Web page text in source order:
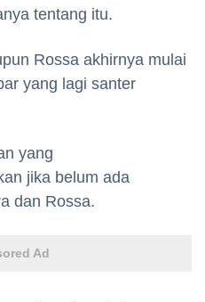
tentang itu.
Rossa akhirnya mulai
yang lagi santer
yang
jika belum ada
dan Rossa.
Ad